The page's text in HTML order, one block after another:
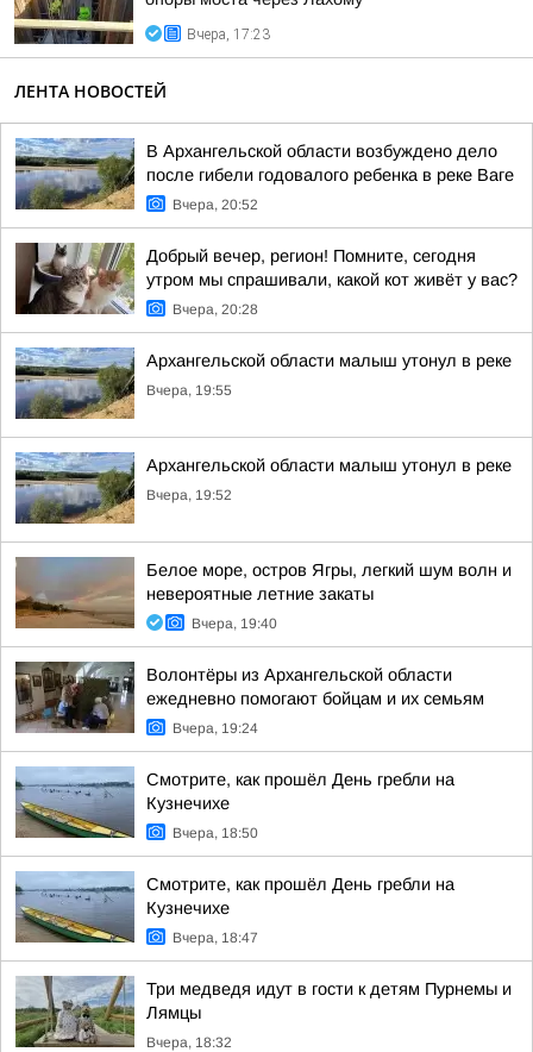
Вчера, 17:23
ЛЕНТА НОВОСТЕЙ
В Архангельской области возбуждено дело
после гибели годовалого ребенка в реке Ваге
Вчера, 20:52
Добрый вечер, регион! Помните, сегодня
утром мы спрашивали, какой кот живёт у вас?
Вчера, 20:28
Архангельской области малыш утонул в реке
Вчера, 19:55
Архангельской области малыш утонул в реке
Вчера, 19:52
Белое море, остров Ягры, легкий шум волн и
невероятные летние закаты
Вчера, 19:40
Волонтёры из Архангельской области
ежедневно помогают бойцам и их семьям
Вчера, 19:24
Смотрите, как прошёл День гребли на
Кузнечихе
Вчера, 18:50
Смотрите, как прошёл День гребли на
Кузнечихе
Вчера, 18:47
Три медведя идут в гости к детям Пурнемы и
Лямцы
Вчера, 18:32